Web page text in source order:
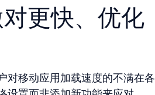
更快、优化
对移动应用加载速度的不满在各